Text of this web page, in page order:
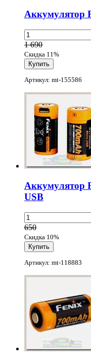
Аккумулятор
1 690
Скидка 11%
Артикул: mt-155586
Аккумулятор
USB
650
Скидка 10%
Артикул: mt-118883